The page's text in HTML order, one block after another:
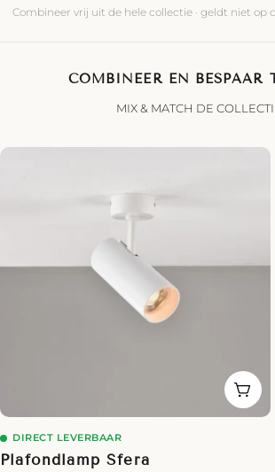
Combineer vrij uit de hele collectie · geldt niet op
COMBINEER EN BESPAAR
MIX & MATCH DE
IN
DIRECT LEVERBAAR
Plafondlamp Sfera